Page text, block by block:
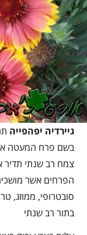
גיירדיה יפהפייה
בשם פרח המעטה או
צמח רב שנתי תדיר
הפרחים אשר
בתור רב שנתי